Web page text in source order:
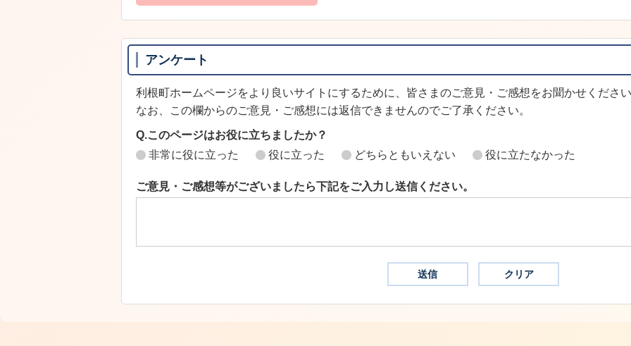
アンケート
利根町ホームページをより良いサイトにするために、皆さまのご意見・ご感想をお聞かせくださ
なお、この欄からのご意見・ご感想には返信できませんのでご了承ください。
Q.このページはお役に立ちましたか？
非常に役に立った
役に立った どちらともいえない 役に立たなかった
ご意見・ご感想等がございましたら下記をご入力し送信ください。